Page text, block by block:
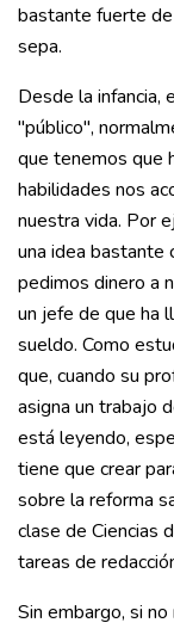
bastante fuerte
sepa.
Desde la infancia,
"público",
que tenemos que
habilidades nos
nuestra vida. Por
una idea bastante
pedimos dinero a
un jefe de que ha
sueldo. Como
que, cuando su
asigna un trabajo
está leyendo,
tiene que crear
sobre la reforma
clase de Ciencias
tareas de
Sin embargo, si